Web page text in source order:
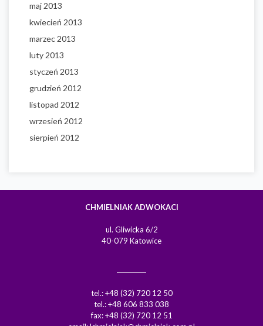
maj 2013
kwiecień 2013
marzec 2013
luty 2013
styczeń 2013
grudzień 2012
listopad 2012
wrzesień 2012
sierpień 2012
CHMIELNIAK ADWOKACI
ul. Gliwicka 6/2
40-079 Katowice
tel.: +48 (32) 720 12 50
tel.: +48 606 833 038
fax: +48 (32) 720 12 51